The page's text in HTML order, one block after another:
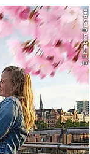
© Christian Brandes